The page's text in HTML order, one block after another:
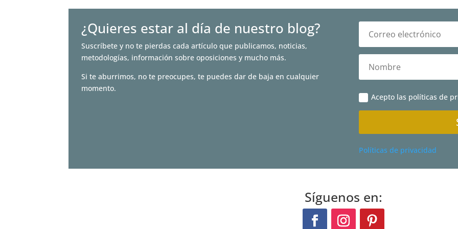
¿Quieres estar al día de nuestro blog?
Suscríbete y no te pierdas cada artículo que publicamos, noticias,
metodologías, información sobre oposiciones y mucho más.
Si te aburrimos, no te preocupes, te puedes dar de baja en cualquier
momento.
Acepto las políticas de
Políticas de privacidad
Síguenos en: